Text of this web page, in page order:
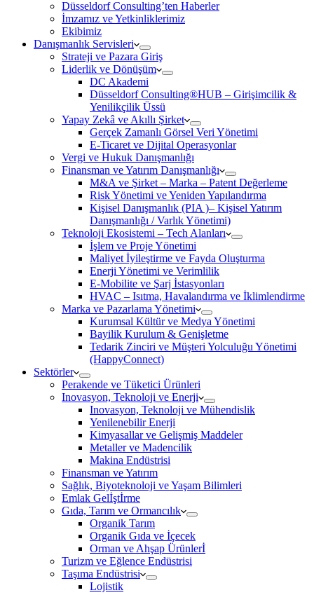
Düsseldorf Consulting’ten Haberler
İmzamız ve Yetkinliklerimiz
Ekibimiz
Danışmanlık Servisleri
Strateji ve Pazara Giriş
Liderlik ve Dönüşüm
DC Akademi
Düsseldorf Consulting®HUB – Girişimcilik &
Yenilikçilik Üssü
Yapay Zekâ ve Akıllı Şirket
Gerçek Zamanlı Görsel Veri Yönetimi
E-Ticaret ve Dijital Operasyonlar
Vergi ve Hukuk Danışmanlığı
Finansman ve Yatırım Danışmanlığı
M&A ve Şirket – Marka – Patent Değerleme
Risk Yönetimi ve Yeniden Yapılandırma
Kişisel Danışmanlık (PIA )– Kişisel Yatırım
Danışmanlığı / Varlık Yönetimi)
Teknoloji Ekosistemi – Tech Alanları
İşlem ve Proje Yönetimi
Maliyet İyileştirme ve Fayda Oluşturma
Enerji Yönetimi ve Verimlilik
E-Mobilite ve Şarj İstasyonları
HVAC – Isıtma, Havalandırma ve İklimlendirme
Marka ve Pazarlama Yönetimi
Kurumsal Kültür ve Medya Yönetimi
Bayilik Kurulum & Genişletme
Tedarik Zinciri ve Müşteri Yolculuğu Yönetimi
(HappyConnect)
Sektörler
Perakende ve Tüketici Ürünleri
Inovasyon, Teknoloji ve Enerji
Inovasyon, Teknoloji ve Mühendislik
Yenilenebilir Enerji
Kimyasallar ve Gelişmiş Maddeler
Metaller ve Madencilik
Makina Endüstrisi
Finansman ve Yatırım
Sağlık, Biyoteknoloji ve Yaşam Bilimleri
Emlak Gelİştİrme
Gıda, Tarım ve Ormancılık
Organik Tarım
Organik Gıda ve İçecek
Orman ve Ahşap Ürünlerİ
Turizm ve Eğlence Endüstrisi
Taşıma Endüstrisi
Lojistik